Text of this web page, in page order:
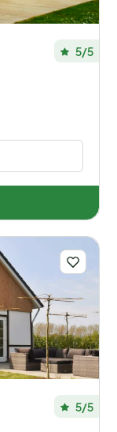
5/5
5/5